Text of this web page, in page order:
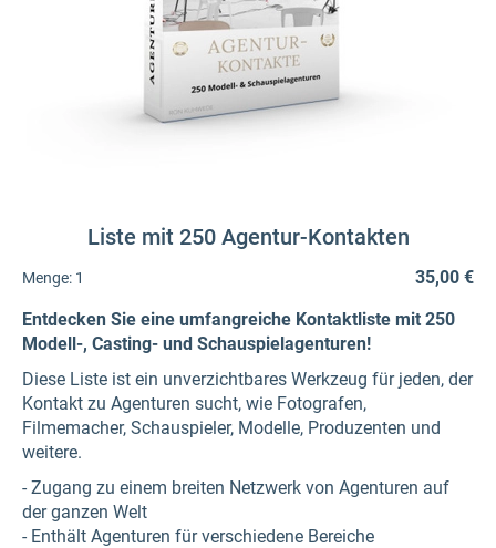
Liste mit 250 Agentur-Kontakten
Menge: 1
35,00 €
Entdecken Sie eine umfangreiche Kontaktliste mit 250
Modell-, Casting- und Schauspielagenturen!
Diese Liste ist ein unverzichtbares Werkzeug für jeden, der
Kontakt zu Agenturen sucht, wie Fotografen,
Filmemacher, Schauspieler, Modelle, Produzenten und
weitere.
- Zugang zu einem breiten Netzwerk von Agenturen auf
der ganzen Welt
- Enthält Agenturen für verschiedene Bereiche